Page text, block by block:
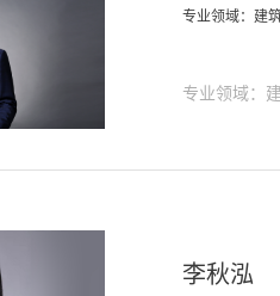
专业领域：建
专业领域：
李秋泓